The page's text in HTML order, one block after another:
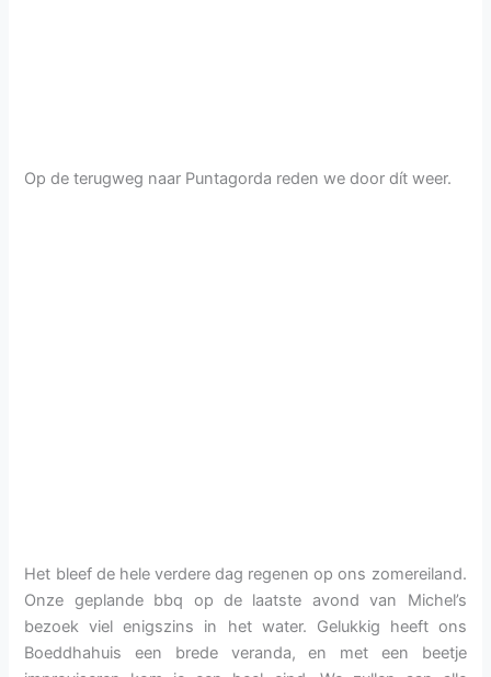
Op de terugweg naar Puntagorda reden we door dít weer.
Het bleef de hele verdere dag regenen op ons zomereiland.
Onze geplande bbq op de laatste avond van Michel’s
bezoek viel enigszins in het water. Gelukkig heeft ons
Boeddhahuis een brede veranda, en met een beetje